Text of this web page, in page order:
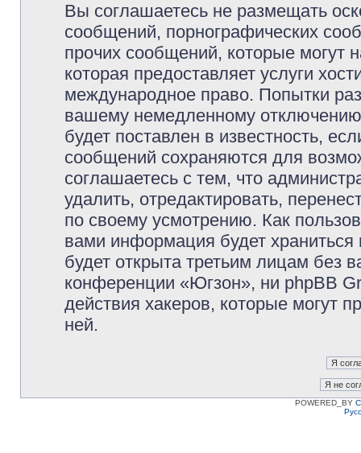
Вы соглашаетесь не размещать
сообщений, порнографических
прочих сообщений, которые могут
которая предоставляет услуги
международное право. Попытки
вашему немедленному
будет поставлен в известность,
сообщений сохраняются для
соглашаетесь с тем, что
удалить, отредактировать,
по своему усмотрению. Как
вами информация будет
будет открыта третьим лицам без
конференции «Югзон», ни phpBB
действия хакеров, которые могут
ней.
POWERED_BY